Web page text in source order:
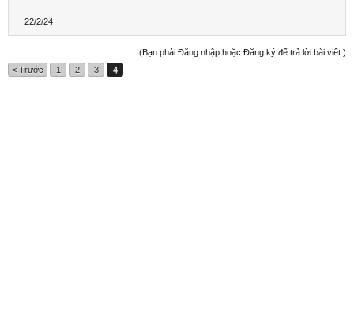
22/2/24
(Bạn phải Đăng nhập hoặc Đăng ký để trả lời bài viết.)
< Trước
1 2 3 4